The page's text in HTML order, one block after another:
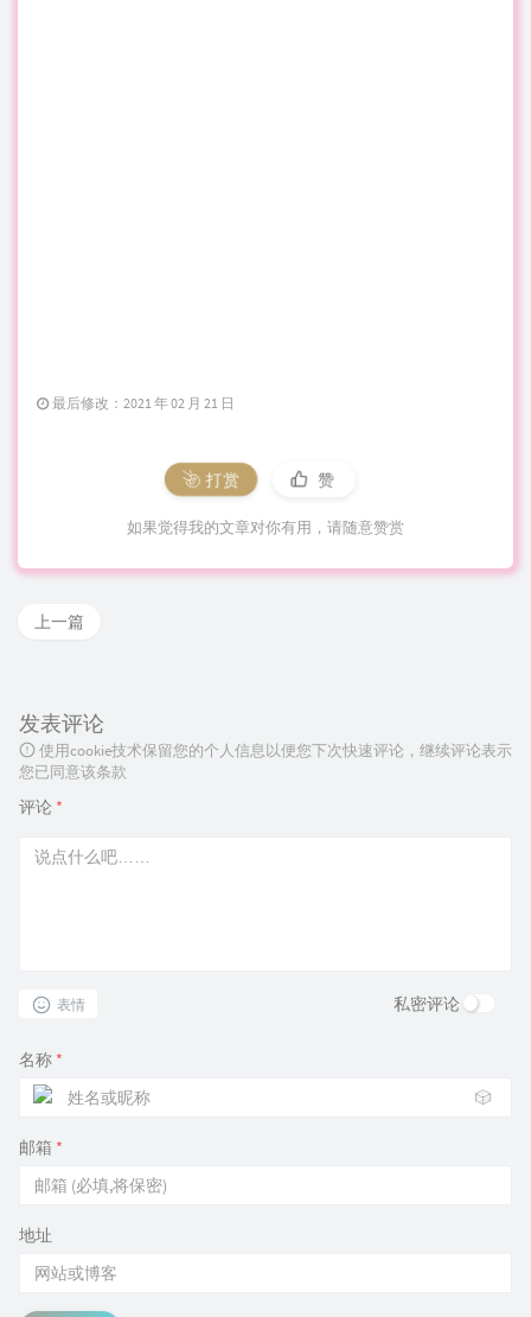
最后修改：2021 年 02 月 21 日
打赏 赞
如果觉得我的文章对你有用，请随意赞赏
上一篇
发表评论
使用cookie技术保留您的个人信息以便您下次快速评论，继续评论表示
您已同意该条款
评论 *
表情 私密评论
名称 *
🎲
邮箱 *
地址